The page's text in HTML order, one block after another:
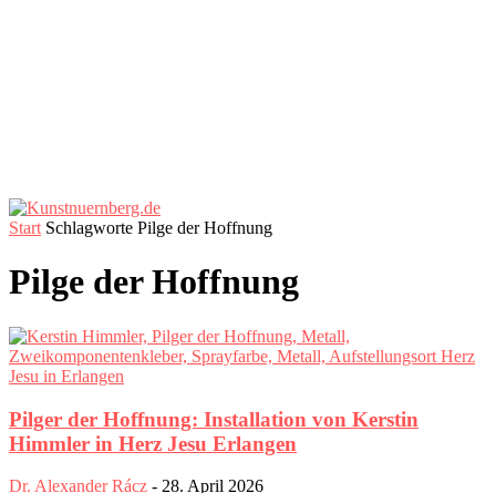
Start Schlagworte Pilge der Hoffnung
Pilge der Hoffnung
Pilger der Hoffnung: Installation von Kerstin
Himmler in Herz Jesu Erlangen
Dr. Alexander Rácz - 28. April 2026